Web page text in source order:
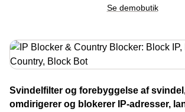
Se demobutik
Svindelfilter og forebyggelse af
omdirigerer og blokerer IP-adresser,